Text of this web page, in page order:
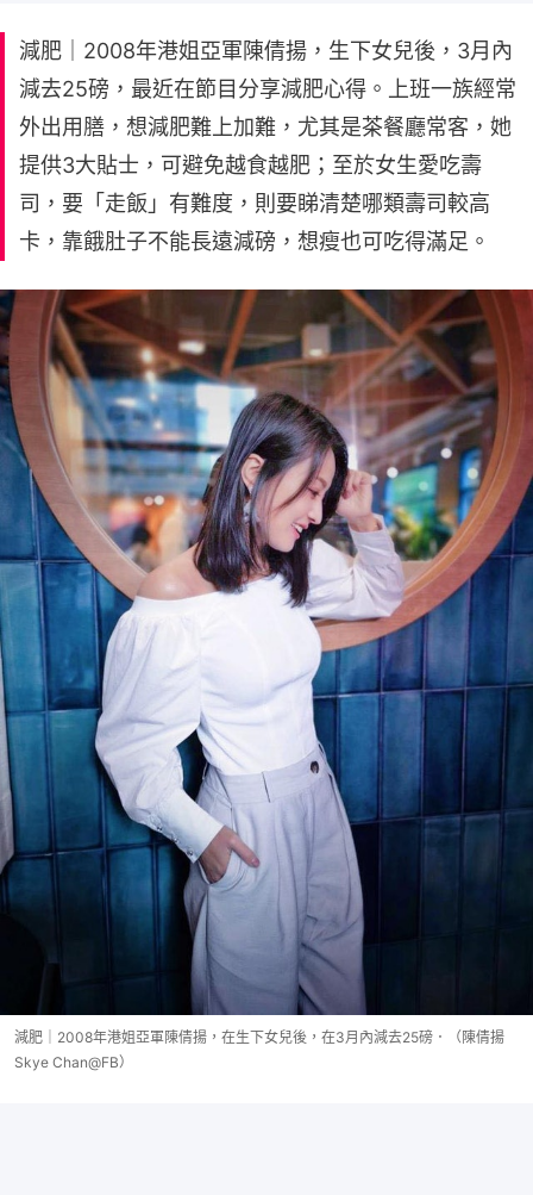
減肥｜2008年港姐亞軍陳倩揚，生下女兒後，3月內
減去25磅，最近在節目分享減肥心得。上班一族經常
外出用膳，想減肥難上加難，尤其是茶餐廳常客，她
提供3大貼士，可避免越食越肥；至於女生愛吃壽
司，要「走飯」有難度，則要睇清楚哪類壽司較高
卡，靠餓肚子不能長遠減磅，想瘦也可吃得滿足。
減肥｜2008年港姐亞軍陳倩揚，在生下女兒後，在3月內減去25磅．（陳倩揚
Skye Chan@FB）